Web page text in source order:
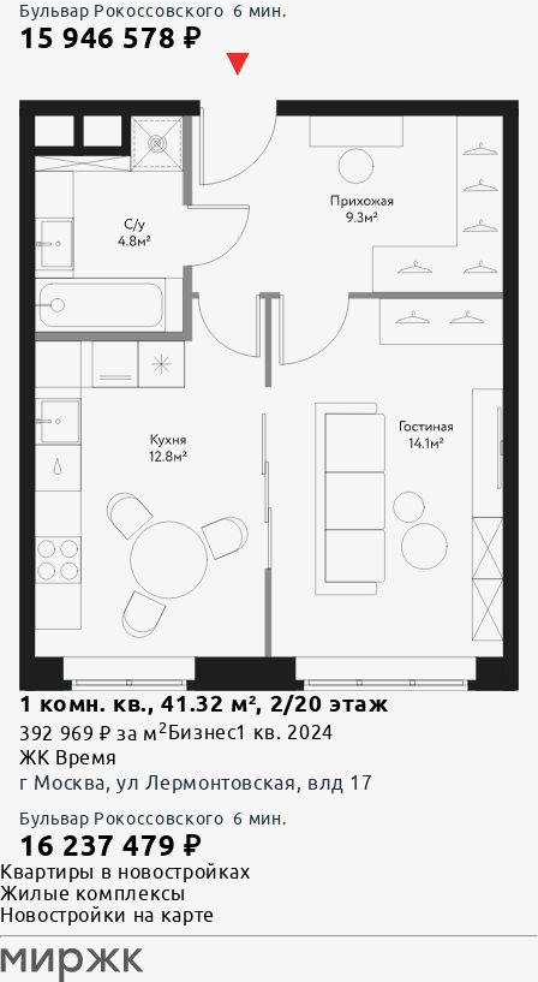
Бульвар Рокоссовского 6 мин.
15 946 578 ₽
1 комн. кв., 41.32 м², 2/20 этаж
392 969 ₽ за м 2 Бизнес1 кв. 2024
ЖК Время
г Москва, ул Лермонтовская, влд 17
Бульвар Рокоссовского 6 мин.
16 237 479 ₽
Квартиры в новостройках
Жилые комплексы
Новостройки на карте